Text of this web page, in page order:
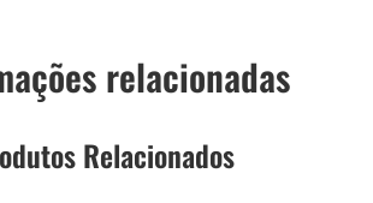
relacionadas
Relacionados